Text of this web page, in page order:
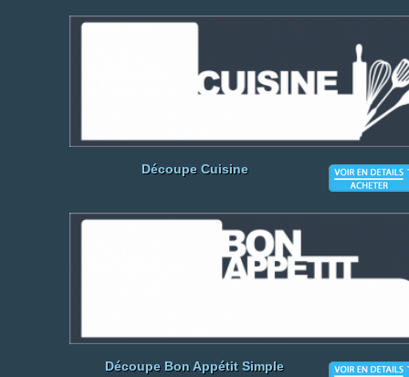
Découpe Cuisine
Découpe Bon Appétit Simple